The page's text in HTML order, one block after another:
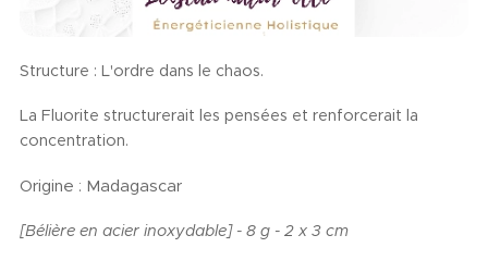
Structure : L'ordre dans le chaos.
La Fluorite structurerait les pensées et renforcerait la
concentration.
Origine : Madagascar
[Bélière en acier inoxydable] - 8 g - 2 x 3 cm